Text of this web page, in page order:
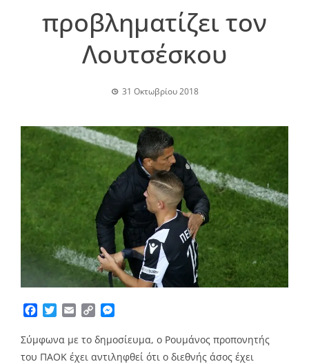
προβληματίζει τον
Λουτσέσκου
31 Οκτωβρίου 2018
Facebook
TwitterEmailCopy
Σύμφωνα με το δημοσίευμα, ο Ρουμάνος προπονητής
του ΠΑΟΚ έχει αντιληφθεί ότι ο διεθνής άσος έχει